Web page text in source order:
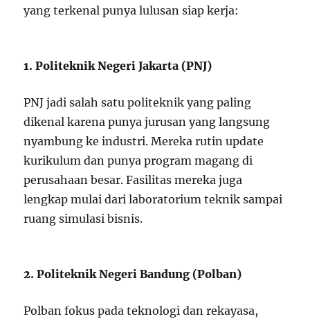
yang terkenal punya lulusan siap kerja:
1. Politeknik Negeri Jakarta (PNJ)
PNJ jadi salah satu politeknik yang paling
dikenal karena punya jurusan yang langsung
nyambung ke industri. Mereka rutin update
kurikulum dan punya program magang di
perusahaan besar. Fasilitas mereka juga
lengkap mulai dari laboratorium teknik sampai
ruang simulasi bisnis.
2. Politeknik Negeri Bandung (Polban)
Polban fokus pada teknologi dan rekayasa,